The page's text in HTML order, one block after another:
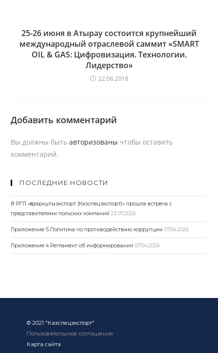
25-26 июня в Атырау состоится крупнейший
международный отраслевой саммит «SMART
OIL & GAS: Цифровизация. Технологии.
Лидерство»
22.06.2018
Добавить комментарий
Вы должны бытьавторизованы чтобы оставить
комментарий.
ПОСЛЕДНИЕ НОВОСТИ
В РГП «Қазарнулыэкспорт (Казспецэкспорт)» прошла встреча с
представителями польских компаний 23.07.2026
Приложение 5 Политика по противодействию коррупции 07.04.2026
Приложение 4 Регламент об информировании 07.04.2026
© 2021 "Казспецэкспорт"
Пользовательское соглашение
Карта сайта